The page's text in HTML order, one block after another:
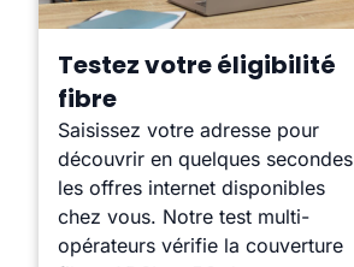
Testez votre éligibilité
fibre
Saisissez votre adresse pour
découvrir en quelques secondes
les offres internet disponibles
chez vous. Notre test multi-
opérateurs vérifie la couverture